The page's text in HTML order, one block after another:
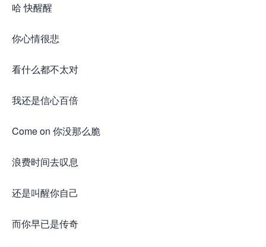
哈 快醒醒
你心情很悲
看什么都不太对
我还是信心百倍
Come on 你没那么脆
浪费时间去叹息
还是叫醒你自己
而你早已是传奇